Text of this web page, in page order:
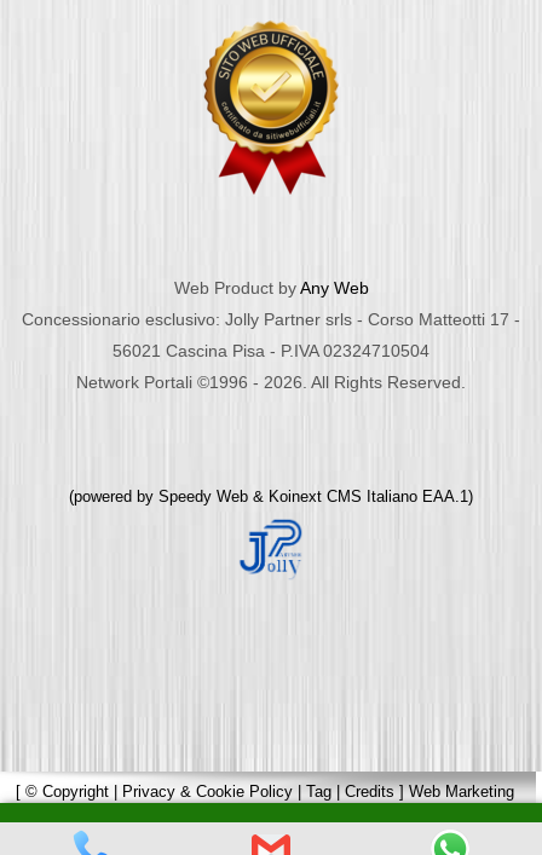
Web Product byAny Web
Concessionario esclusivo: Jolly Partner srls - Corso Matteotti 17 -
56021 Cascina Pisa - P.IVA 02324710504
Network Portali ©1996 - 2026. All Rights Reserved.
(powered by Speedy Web & Koinext CMS Italiano EAA.1)
[ © Copyright | Privacy & Cookie Policy | Tag|Credits]Web Marketing
Pisapowered byPisa Online|Hotels Web|Italia Search|Network Portali